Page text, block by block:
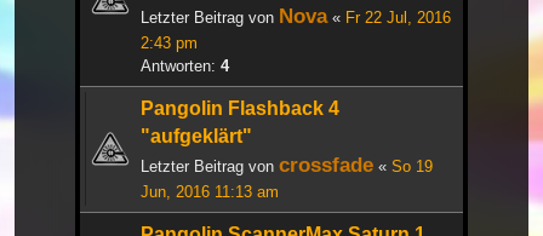
Letzter Beitrag von Nova« Fr 22 Jul, 2016
2:43 pm
Antworten: 4
Pangolin Flashback 4
"aufgeklärt"
Letzter Beitrag von crossfade « So 19
Jun, 2016 11:13 am